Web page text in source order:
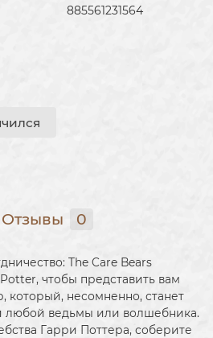
885561231564
Отзывы 0
The Care Bears
чтобы представить вам
который, несомненно, станет
любой ведьмы или волшебника.
Гарри Поттера, соберите